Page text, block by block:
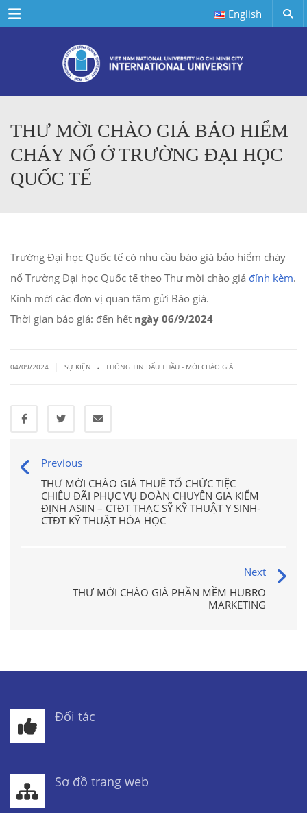
Menu English
THƯ MỜI CHÀO GIÁ BẢO HIỂM
CHÁY NỔ Ở TRƯỜNG ĐẠI HỌC
QUỐC TẾ
Trường Đại học Quốc tế có nhu cầu báo giá bảo hiểm cháy
nổ Trường Đại học Quốc tế theo Thư mời chào giá đính kèm.
Kính mời các đơn vị quan tâm gửi Báo giá.
Thời gian báo giá: đến hết ngày 06/9/2024
04/09/2024 SỰ KIỆN . THÔNG TIN ĐẤU THẦU - MỜI CHÀO GIÁ
Previous
THƯ MỜI CHÀO GIÁ THUÊ TỔ CHỨC TIỆC
CHIÊU ĐÃI PHỤC VỤ ĐOÀN CHUYÊN GIA KIỂM
ĐỊNH ASIIN – CTĐT THẠC SỸ KỸ THUẬT Y SINH-
CTĐT KỸ THUẬT HÓA HỌC
Next
THƯ MỜI CHÀO GIÁ PHẦN MỀM HUBRO
MARKETING
Đối tác
Sơ đồ trang web